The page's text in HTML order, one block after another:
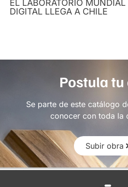
EL LABORATORIO MUNDIAL
DIGITAL LLEGA A CHILE
Postula
Se parte de este catálogo
conocer con toda la
Subir obra